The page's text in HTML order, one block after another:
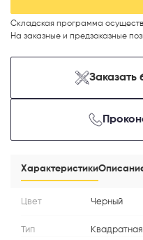
Складская программа
На заказные и предзаказные
Заказать
Характеристики
Цвет Черный
Тип Квадратная
Я согласен сПолитикой